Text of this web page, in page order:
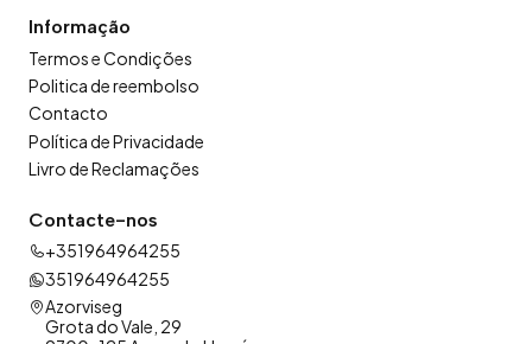
Informação
Termos e Condições
Politica de reembolso
Contacto
Política de Privacidade
Livro de Reclamações
Contacte-nos
+351964964255
351964964255
Azorviseg
Grota do Vale, 29